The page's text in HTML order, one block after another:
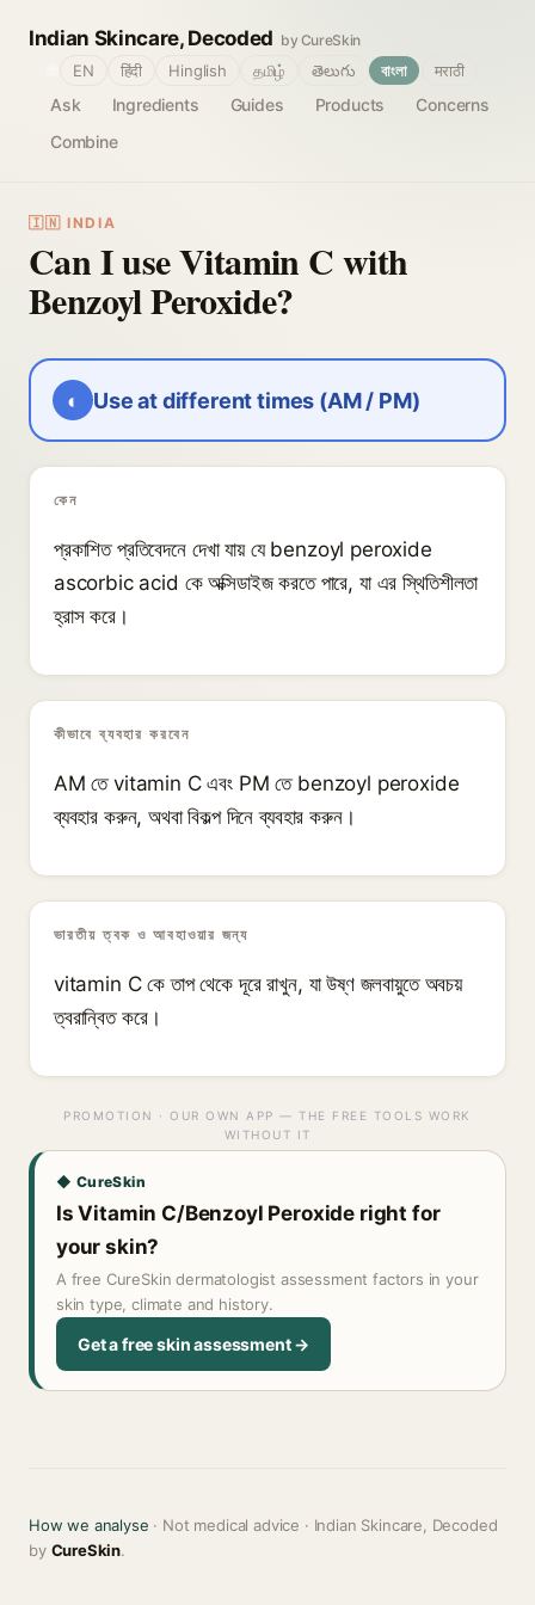
Indian Skincare, Decoded by CureSkin
Ask Ingredients Guides Products
Concerns
Combine
EN हिंदी Hinglish தமிழ் తెలుగు বাংলা मराठी
🇮🇳 INDIA
Can I use Vitamin C with
Benzoyl Peroxide?
◐ Use at different times (AM / PM)
কেন
প্রকাশিত প্রতিবেদনে দেখা যায় যে benzoyl peroxide
ascorbic acid কে অক্সিডাইজ করতে পারে, যা এর স্থিতিশীলতা
হ্রাস করে।
কীভাবে ব্যবহার করবেন
AM তে vitamin C এবং PM তে benzoyl peroxide
ব্যবহার করুন, অথবা বিকল্প দিনে ব্যবহার করুন।
ভারতীয় ত্বক ও আবহাওয়ার জন্য
vitamin C কে তাপ থেকে দূরে রাখুন, যা উষ্ণ জলবায়ুতে অবচয়
ত্বরান্বিত করে।
PROMOTION · OUR OWN APP — THE FREE TOOLS WORK
WITHOUT IT
◆ CureSkin
Is Vitamin C/Benzoyl Peroxide right for
your skin?
A free CureSkin dermatologist assessment factors in your
skin type, climate and history.
Get a free skin assessment →
How we analyse · Not medical advice · Indian Skincare, Decoded
by CureSkin.